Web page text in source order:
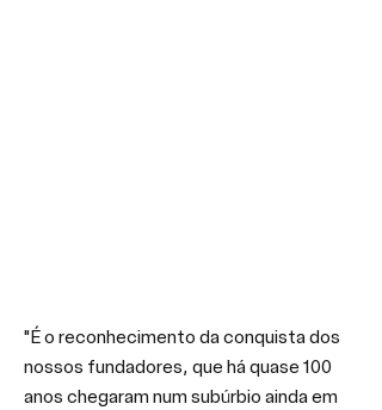
"É o reconhecimento da conquista dos
nossos fundadores, que há quase 100
anos chegaram num subúrbio ainda em